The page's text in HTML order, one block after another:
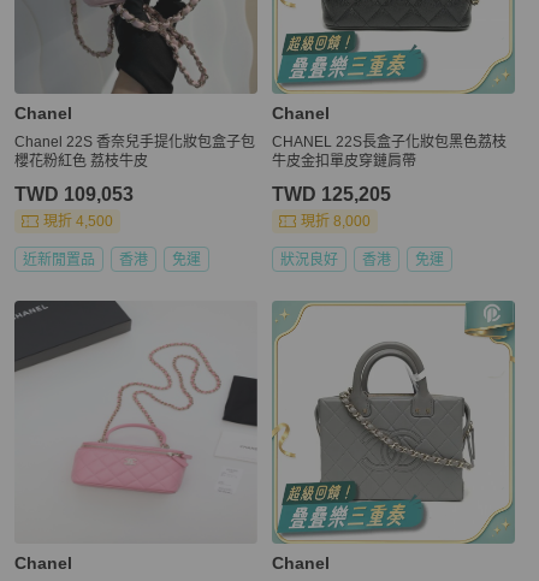
Chanel
Chanel 22S 香奈兒手提化妝包盒子包
櫻花粉紅色 荔枝牛皮
TWD 109,053
現折 4,500
近新閒置品 香港 免運
Chanel
CHANEL 22S長盒子化妝包黑色荔枝
牛皮金扣單皮穿鏈肩帶
TWD 125,205
現折 8,000
狀況良好 香港 免運
Chanel Chanel